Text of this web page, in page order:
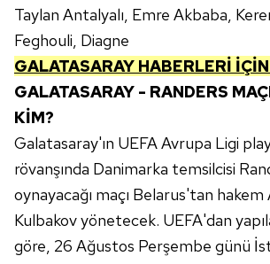
Taylan Antalyalı, Emre Akbaba,
Feghouli, Diagne
GALATASARAY HABERLERİ
GALATASARAY - RANDERS
KİM?
Galatasaray'ın UEFA Avrupa Ligi
rövanşında Danimarka temsilcisi
oynayacağı maçı Belarus'tan hakem
Kulbakov yönetecek. UEFA'dan
göre, 26 Ağustos Perşembe günü